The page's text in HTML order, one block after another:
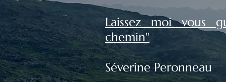
Laissez moi vous
chemin"
Séverine Peronneau